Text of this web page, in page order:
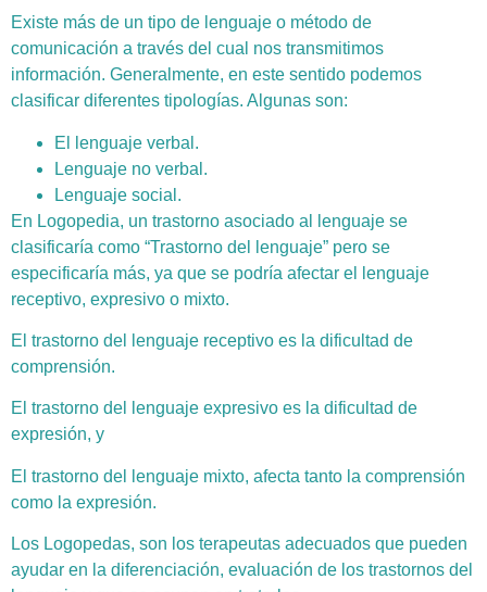
Existe más de un tipo de lenguaje o método de
comunicación a través del cual nos transmitimos
información. Generalmente, en este sentido podemos
clasificar diferentes tipologías. Algunas son:
El lenguaje verbal.
Lenguaje no verbal.
Lenguaje social.
En Logopedia, un trastorno asociado al lenguaje se
clasificaría como “Trastorno del lenguaje” pero se
especificaría más, ya que se podría afectar el lenguaje
receptivo, expresivo o mixto.
El trastorno del lenguaje receptivo es la dificultad de
comprensión.
El trastorno del lenguaje expresivo es la dificultad de
expresión, y
El trastorno del lenguaje mixto, afecta tanto la comprensión
como la expresión.
Los Logopedas, son los terapeutas adecuados que pueden
ayudar en la diferenciación, evaluación de los trastornos del